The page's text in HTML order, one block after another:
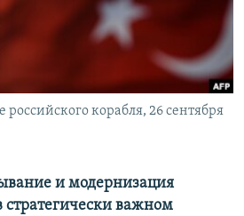
КРЫМА
корабля, 26 сентября
и модернизация
стратегически важном